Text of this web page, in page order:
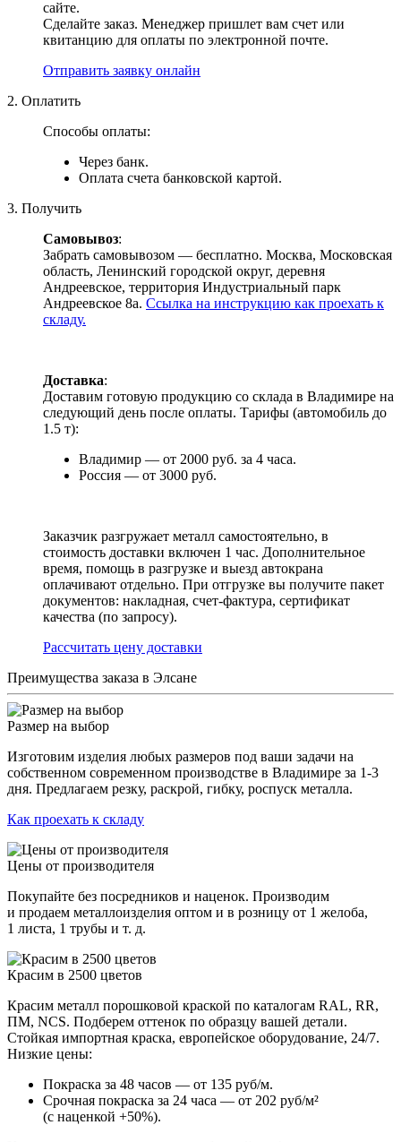
сайте.
Сделайте заказ. Менеджер пришлет вам счет или
квитанцию для оплаты по электронной почте.
Отправить заявку онлайн
2. Оплатить
Способы оплаты:
Через банк.
Оплата счета банковской картой.
3. Получить
Самовывоз:
Забрать самовывозом — бесплатно. Москва, Московская
область, Ленинский городской округ, деревня
Андреевское, территория Индустриальный парк
Андреевское 8а. Ссылка на инструкцию как проехать к
складу.
Доставка:
Доставим готовую продукцию со склада в Владимире на
следующий день после оплаты. Тарифы (автомобиль до
1.5 т):
Владимир — от 2000 руб. за 4 часа.
Россия — от 3000 руб.
Заказчик разгружает металл самостоятельно, в
стоимость доставки включен 1 час. Дополнительное
время, помощь в разгрузке и выезд автокрана
оплачивают отдельно. При отгрузке вы получите пакет
документов: накладная, счет-фактура, сертификат
качества (по запросу).
Раcсчитать цену доставки
Преимущества заказа в Элсане
Размер на выбор
Изготовим изделия любых размеров под ваши задачи на
собственном современном производстве в Владимире за 1-3
дня. Предлагаем резку, раскрой, гибку, роспуск металла.
Как проехать к складу
Цены от производителя
Покупайте без посредников и наценок. Производим
и продаем металлоизделия оптом и в розницу от 1 желоба,
1 листа, 1 трубы и т. д.
Красим в 2500 цветов
Красим металл порошковой краской по каталогам RAL, RR,
ПМ, NCS. Подберем оттенок по образцу вашей детали.
Стойкая импортная краска, европейское оборудование, 24/7.
Низкие цены:
Покраска за 48 часов — от 135 руб/м.
Срочная покраска за 24 часа — от 202 руб/м²
(с наценкой +50%).